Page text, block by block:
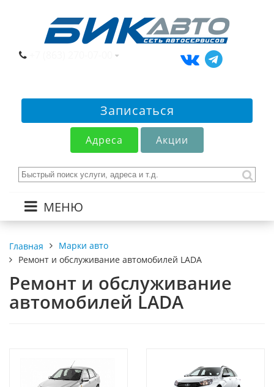
Записаться
Адреса Акции
МЕНЮ
Главная
Марки авто
Ремонт и обслуживание автомобилей LADA
Ремонт и обслуживание
автомобилей LADA